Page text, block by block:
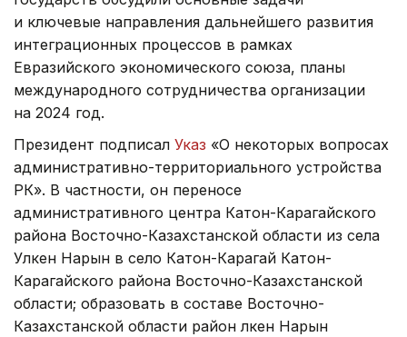
и ключевые направления дальнейшего развития
интеграционных процессов в рамках
Евразийского экономического союза, планы
международного сотрудничества организации
на 2024 год.
Президент подписал Указ «О некоторых вопросах
административно-территориального устройства
РК». В частности, он переносе
административного центра Катон-Карагайского
района Восточно-Казахстанской области из села
Улкен Нарын в село Катон-Карагай Катон-
Карагайского района Восточно-Казахстанской
области; образовать в составе Восточно-
Казахстанской области район Үлкен Нарын